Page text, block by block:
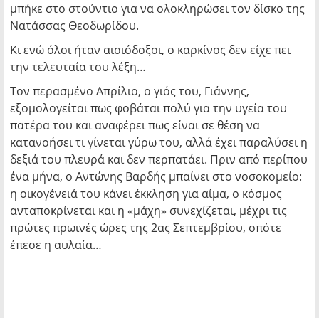
μπήκε στο στούντιο για να ολοκληρώσει τον δίσκο της
Νατάσσας Θεοδωρίδου.
Κι ενώ όλοι ήταν αισιόδοξοι, ο καρκίνος δεν είχε πει
την τελευταία του λέξη…
Τον περασμένο Απρίλιο, ο γιός του, Γιάννης,
εξομολογείται πως φοβάται πολύ για την υγεία του
πατέρα του και αναφέρει πως είναι σε θέση να
κατανοήσει τι γίνεται γύρω του, αλλά έχει παραλύσει η
δεξιά του πλευρά και δεν περπατάει. Πριν από περίπου
ένα μήνα, ο Αντώνης Βαρδής μπαίνει στο νοσοκομείο:
η οικογένειά του κάνει έκκληση για αίμα, ο κόσμος
ανταποκρίνεται και η «μάχη» συνεχίζεται, μέχρι τις
πρώτες πρωινές ώρες της 2ας Σεπτεμβρίου, οπότε
έπεσε η αυλαία…